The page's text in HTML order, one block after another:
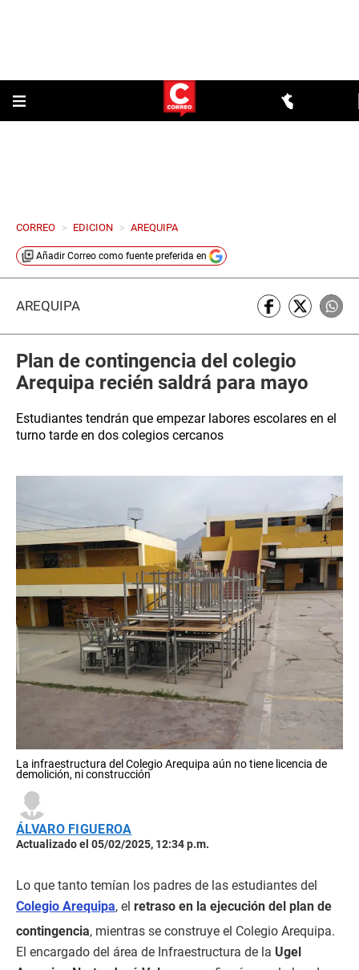
CORREO > EDICION > AREQUIPA
Añadir Correo como fuente preferida en
AREQUIPA
Plan de contingencia del colegio
Arequipa recién saldrá para mayo
Estudiantes tendrán que empezar labores escolares en el
turno tarde en dos colegios cercanos
La infraestructura del Colegio Arequipa aún no tiene licencia de
demolición, ni construcción
ÁLVARO FIGUEROA
Actualizado el 05/02/2025, 12:34 p.m.
Lo que tanto temían los padres de las estudiantes del
Colegio Arequipa, el retraso en la ejecución del plan de
contingencia, mientras se construye el Colegio Arequipa.
El encargado del área de Infraestructura de la Ugel